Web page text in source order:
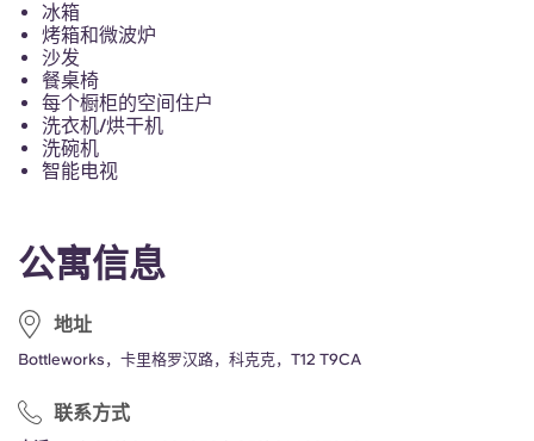
公寓信息
地址
Bottleworks，卡里格罗汉路，科克克，T12 T9CA
联系方式
冰箱
烤箱和微波炉
沙发
餐桌椅
每个橱柜的空间住户
洗衣机/烘干机
洗碗机
智能电视